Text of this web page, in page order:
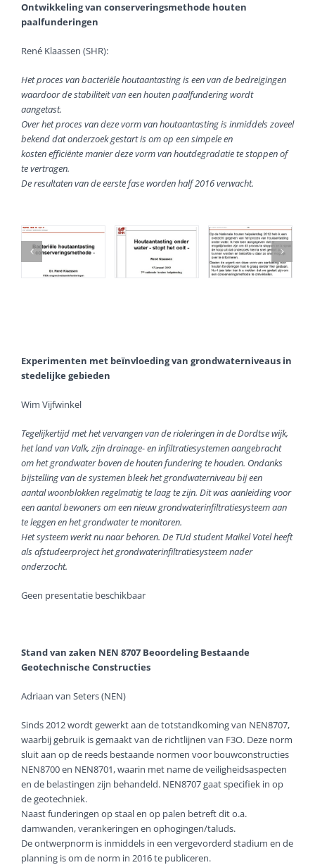
Ontwikkeling van conserveringsmethode houten
paalfunderingen
René Klaassen (SHR):
Het proces van bacteriële houtaantasting is een van de bedreigingen
waardoor de stabiliteit van een houten paalfundering wordt
aangetast.
Over het proces van deze vorm van houtaantasting is inmiddels zoveel
bekend dat onderzoek gestart is om op een simpele en
kosten efficiënte manier deze vorm van houtdegradatie te stoppen of
te vertragen.
De resultaten van de eerste fase worden half 2016 verwacht.
Experimenten met beïnvloeding van grondwaterniveaus in
stedelijke gebieden
Wim Vijfwinkel
Tegelijkertijd met het vervangen van de rioleringen in de Dordtse wijk,
het land van Valk, zijndrainage- en infiltratiesystemen aangebracht
om het grondwater boven de houten funderingte houden. Ondanks
bijstelling van de systemen bleek het grondwaterniveau bij een
aantalwoonblokken regelmatig te laag te zijn. Dit was aanleiding voor
een aantal bewoners om eennieuw grondwaterinfiltratiesysteem aan
te leggen en het grondwater te monitoren.
Hetsysteem werkt nu naar behoren. De TUd student Maikel Votel heeft
als afstudeerproject hetgrondwaterinfiltratiesysteem nader
onderzocht.
Geen presentatie beschikbaar
Stand van zaken NEN 8707 Beoordeling Bestaande
Geotechnische Constructies
Adriaan van Seters (NEN)
Sinds 2012 wordt gewerkt aan de totstandkoming van NEN8707,
waarbij gebruik is gemaakt van de richtlijnen van F3O. Deze norm
sluit aan op de reeds bestaande normen voor bouwconstructies
NEN8700 en NEN8701, waarin met name de veiligheidsaspecten
en de belastingen zijn behandeld. NEN8707 gaat specifiek in op
de geotechniek.
Naast funderingen op staal en op palen betreft dit o.a.
damwanden, verankeringen en ophogingen/taluds.
De ontwerpnorm is inmiddels in een vergevorderd stadium en de
planning is om de norm in 2016 te publiceren.